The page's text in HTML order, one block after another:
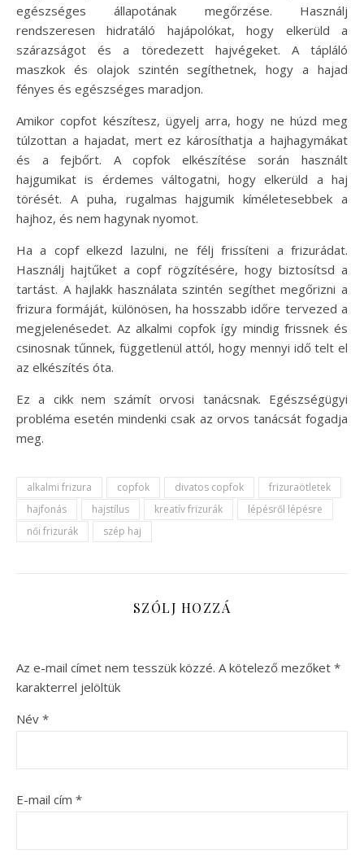
egészséges állapotának megőrzése. Használj
rendszeresen hidratáló hajápolókat, hogy elkerüld a
szárazságot és a töredezett hajvégeket. A tápláló
maszkok és olajok szintén segíthetnek, hogy a hajad
fényes és egészséges maradjon.
Amikor copfot készítesz, ügyelj arra, hogy ne húzd meg
túlzottan a hajadat, mert ez károsíthatja a hajhagymákat
és a fejbőrt. A copfok elkészítése során használt
hajgumikat is érdemes váltogatni, hogy elkerüld a haj
törését. A puha, rugalmas hajgumik kíméletesebbek a
hajhoz, és nem hagynak nyomot.
Ha a copf elkezd lazulni, ne félj frissíteni a frizurádat.
Használj hajtűket a copf rögzítésére, hogy biztosítsd a
tartást. A hajlakk használata szintén segíthet megőrizni a
frizura formáját, különösen, ha hosszabb időre tervezed a
megjelenésedet. Az alkalmi copfok így mindig frissnek és
csinosnak tűnnek, függetlenül attól, hogy mennyi idő telt el
az elkészítés óta.
Ez a cikk nem számít orvosi tanácsnak. Egészségügyi
probléma esetén mindenki csak az orvos tanácsát fogadja
meg.
alkalmi frizura copfok divatos copfok
frizuraötletek
hajfonás
hajstílus kreatív frizurák
lépésről lépésre
női frizurák
szép haj
SZÓLJ HOZZÁ
Az e-mail címet nem tesszük közzé. A kötelező mezőket *
karakterrel jelöltük
Név *
E-mail cím *